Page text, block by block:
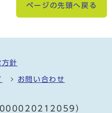
ページの先頭へ戻る
方針
お問い合わせ
）